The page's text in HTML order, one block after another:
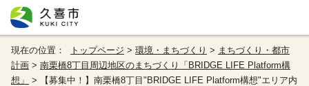
現在の位置： トップページ > 環境・まちづくり > まちづくり・都市
計画 > 南栗橋8丁目周辺地区のまちづくり「BRIDGE LIFE Platform構
想」
> 【募集中！】南栗橋8丁目"BRIDGE LIFE Platform構想"エリア内